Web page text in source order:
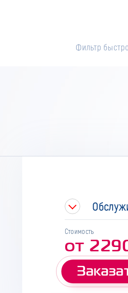
Фильтр
Стоимость
от